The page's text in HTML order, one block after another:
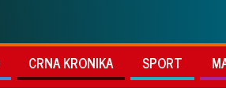
CRNA KRONIKA SPORT